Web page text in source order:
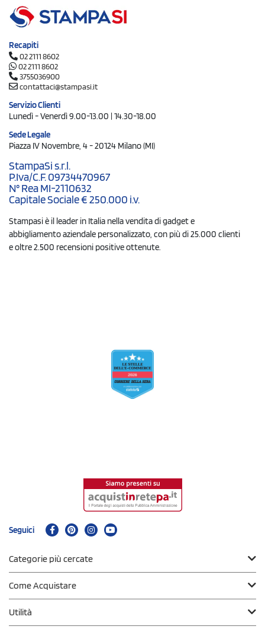
Recapiti
02 2111 8602
02 2111 8602
3755036900
contattaci@stampasi.it
Servizio Clienti
Lunedì - Venerdì 9.00-13.00 | 14.30-18.00
Sede Legale
Piazza IV Novembre, 4 - 20124 Milano (MI)
StampaSi s.r.l.
P.Iva/C.F. 09734470967
N° Rea MI-2110632
Capitale Sociale € 250.000 i.v.
Stampasi è il leader in Italia nella vendita di gadget e
abbigliamento aziendale personalizzato, con più di 25.000 clienti
e oltre 2.500 recensioni positive ottenute.
Seguici
Categorie più cercate
Come Acquistare
Utilità